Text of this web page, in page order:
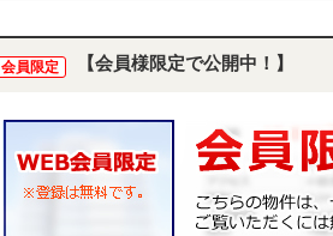
会員限定 【会員様限定で公開中！】